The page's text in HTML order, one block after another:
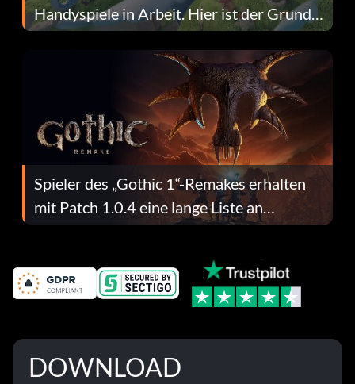
Handyspiele in Arbeit. Hier ist der Grund
dafür.
Spieler des „Gothic 1“-Remakes erhalten
mit Patch 1.0.4 eine lange Liste an
Fehlerbehebungen
DOWNLOAD